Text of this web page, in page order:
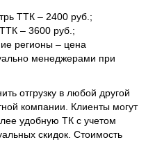
ТТК – 2400 руб.;
– 3600 руб.;
регионы – цена
менеджерами при
отгрузку в любой другой
компании. Клиенты могут
удобную ТК с учетом
скидок. Стоимость